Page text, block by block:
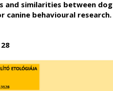
and similarities between dog
canine behavioural research.